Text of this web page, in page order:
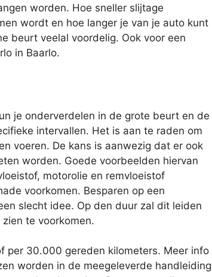
worden. Hoe sneller slijtage
wordt en hoe langer je van je auto kunt
beurt veelal voordelig. Ook voor een
in Baarlo.
je onderverdelen in de grote beurt en de
intervallen. Het is aan te raden om
voeren. De kans is aanwezig dat er ook
worden. Goede voorbeelden hiervan
motorolie en remvloeistof
voorkomen. Besparen op een
slecht idee. Op den duur zal dit leiden
te voorkomen.
per 30.000 gereden kilometers. Meer info
worden in de meegeleverde handleiding